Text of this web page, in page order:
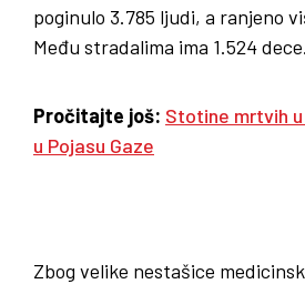
poginulo 3.785 ljudi, a ranjeno
Među stradalima ima 1.524 dece.
Pročitajte još: Stotine mrtvih
u Pojasu Gaze
Zbog velike nestašice